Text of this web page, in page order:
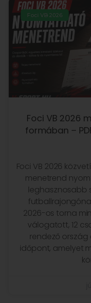
Foci VB 2026
Foci VB 2026
formában –
Foci VB 2026
menetrend
leghasznosabb
2026-os torna
válogatott, 12
rendező ország
időpont, amelyet